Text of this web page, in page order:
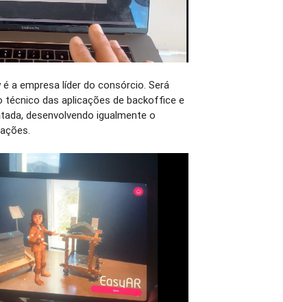
a empresa líder do consórcio. Será
técnico das aplicações de backoffice e
desenvolvendo igualmente o